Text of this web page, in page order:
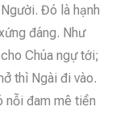
Đó là hạnh
đáng. Như
Chúa ngự tới;
thì Ngài đi vào.
nỗi đam mê tiền